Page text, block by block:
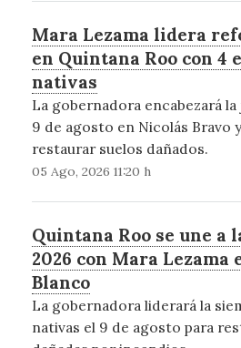
Mara Lezama lidera
en Quintana Roo con 4
nativas
La gobernadora encabezará
9 de agosto en Nicolás Bravo
restaurar suelos dañados.
05 Ago, 2026 11:20 h
Quintana Roo se une a
2026 con Mara Lezama
Blanco
La gobernadora liderará la
nativas el 9 de agosto para